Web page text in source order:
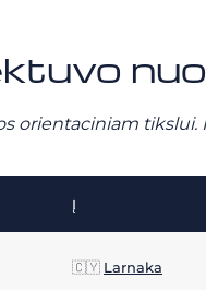
orientaciniam
Į
🇨🇾 Larnaka